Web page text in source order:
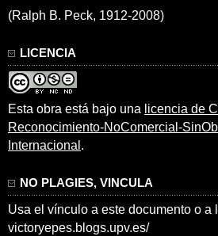
(Ralph B. Peck, 1912-2008)
LICENCIA
Esta obra está bajo una licencia de
Reconocimiento-NoComercial-
Internacional .
NO PLAGIES, VINCULA
Usa el vínculo a este documento o a
victoryepes.blogs.upv.es/